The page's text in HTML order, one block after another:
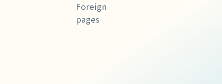
Foreign
pages